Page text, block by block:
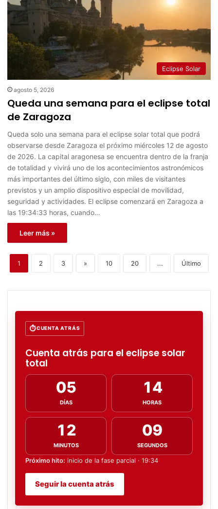
Eclipse Solar
agosto 5, 2026
Queda una semana para el eclipse total
de Zaragoza
Queda solo una semana para el eclipse solar total que podrá
observarse desde Zaragoza el próximo miércoles 12 de agosto
de 2026. La capital aragonesa se encuentra dentro de la franja
de totalidad y vivirá uno de los acontecimientos astronómicos
más importantes del último siglo, con miles de visitantes
previstos y un amplio dispositivo especial de movilidad,
seguridad y actividades. El eclipse comenzará en Zaragoza a
las 19:34:33 horas, cuando…
Leer más »
1 2 3 » 10 20 ... Último
CUENTA ATRÁS
Cuenta atrás para el eclipse solar
total
05
DÍAS
14
HORAS
12
MINUTOS
08
SEGUNDOS
Próximo hito: inicio de la fase parcial · 19:34
Seguir la cuenta atrás